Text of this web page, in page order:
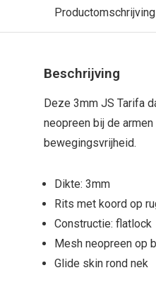
Productomschrijving
Beschrijving
Deze 3mm JS Tarifa
neopreen bij de
bewegingsvrijheid.
Dikte: 3mm
Rits met koord op
Constructie: flatlock
Mesh neopreen op
Glide skin rond nek